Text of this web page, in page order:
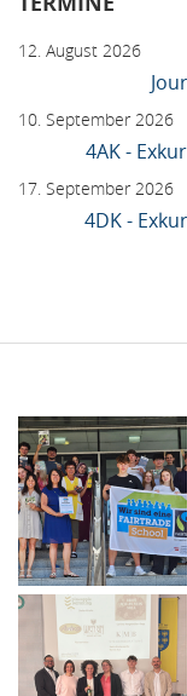
12. August 2026
10. September 2026
4AK -
17. September 2026
4DK -